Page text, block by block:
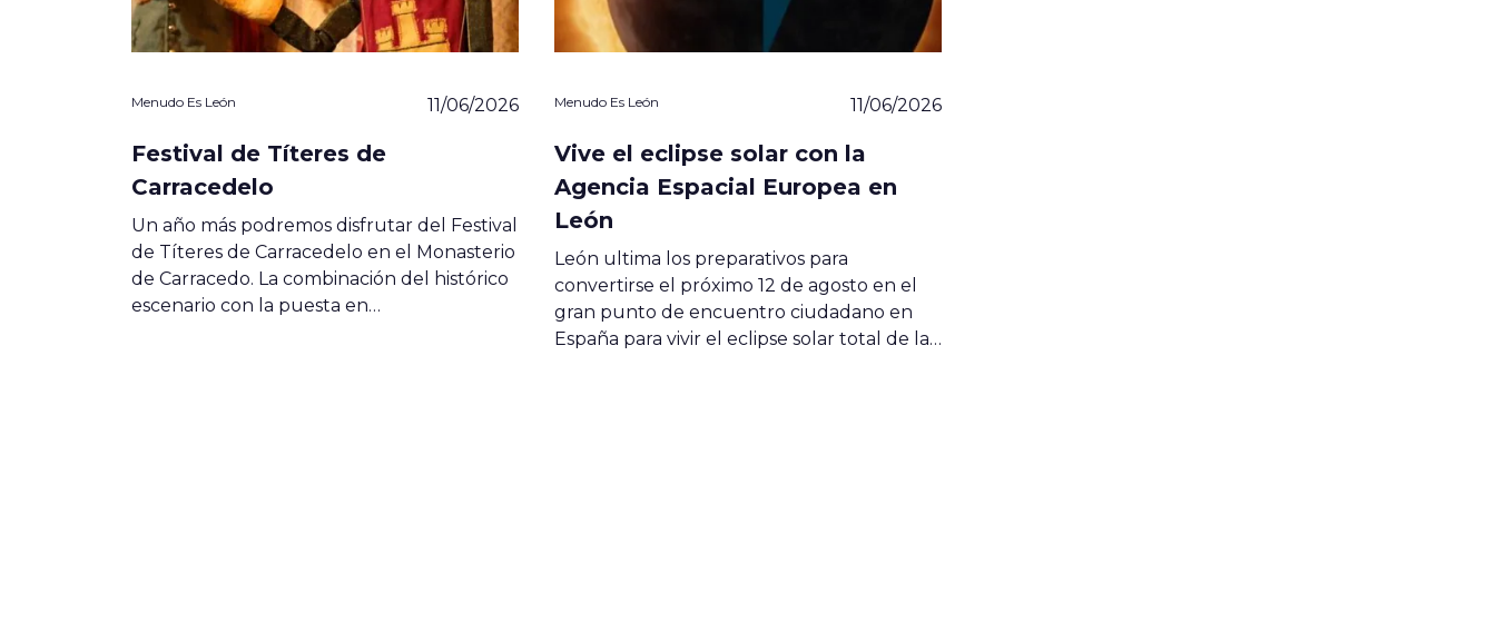
Menudo Es León 11/06/2026
Festival de Títeres de
Carracedelo
Un año más podremos disfrutar del Festival
de Títeres de Carracedelo en el Monasterio
de Carracedo. La combinación del histórico
escenario con la puesta en…
Menudo Es León 11/06/2026
Vive el eclipse solar con la
Agencia Espacial Europea en
León
León ultima los preparativos para
convertirse el próximo 12 de agosto en el
gran punto de encuentro ciudadano en
España para vivir el eclipse solar total de la…